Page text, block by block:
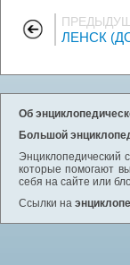
ЛЕНСК
Об
Большой
Энциклопедический
которые помогают
себя на сайте или
Ссылки на